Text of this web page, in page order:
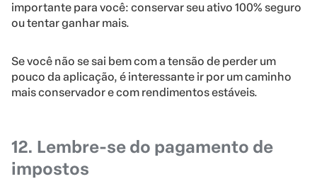
importante para você: conservar seu ativo 100% seguro
ou tentar ganhar mais.
Se você não se sai bem com a tensão de perder um
pouco da aplicação, é interessante ir por um caminho
mais conservador e com rendimentos estáveis.
12. Lembre-se do pagamento de
impostos